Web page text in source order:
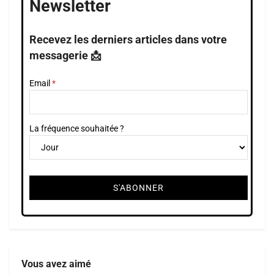
Newsletter
Recevez les derniers articles dans votre
messagerie 📩
Email
La fréquence souhaitée ?
Vous avez aimé